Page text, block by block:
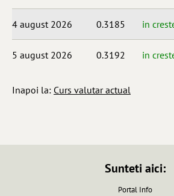
4 august 2026 0.3185 in
5 august 2026 0.3192 in
Inapoi la: Curs valutar actual
Sunteti aici:
Portal Info